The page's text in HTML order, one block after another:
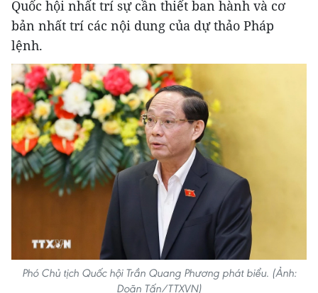
Quốc hội nhất trí sự cần thiết ban hành và cơ
bản nhất trí các nội dung của dự thảo Pháp
lệnh.
Phó Chủ tịch Quốc hội Trần Quang Phương phát biểu. (Ảnh:
Doãn Tấn/TTXVN)